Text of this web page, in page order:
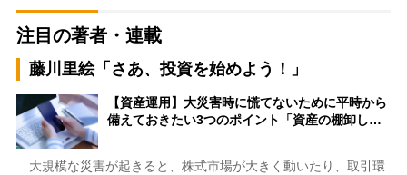
注目の著者・連載
藤川里絵「さあ、投資を始めよう！」
【資産運用】大災害時に慌てないために平時から
備えておきたい3つのポイント「資産の棚卸し…
大規模な災害が起きると、株式市場が大きく動いたり、取引環